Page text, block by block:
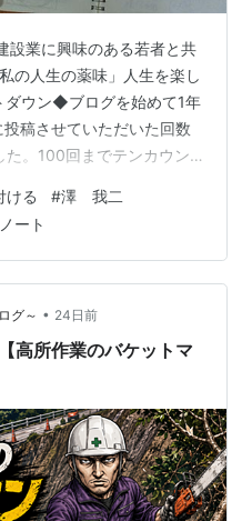
設業に興味のある若者と共
の人生の薬味」人生を楽し
ウン◆ブログを始めて1年
稿させていただいた回数
た。100回までテンカウン
て過ごしやすかったのに
温29.2℃。25度をはるか
起きた時は30.1℃でした
昨日15日の昼間に外出した
りついた状況でした。気
ける #澤 我二
ート
グ～ • 24日前
高所作業のバケットマ